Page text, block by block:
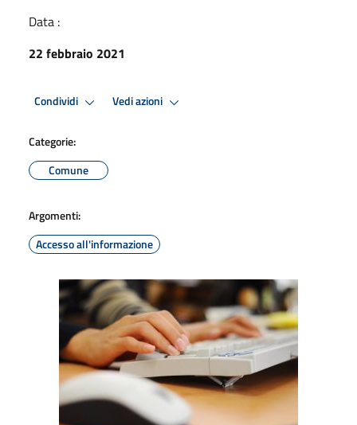
Data :
22 febbraio 2021
Condividi Vedi azioni
Categorie:
Comune
Argomenti:
Accesso all'informazione